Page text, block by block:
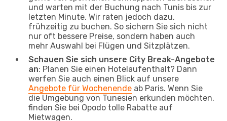
und warten mit der Buchung nach Tunis bis zur
letzten Minute. Wir raten jedoch dazu,
frühzeitig zu buchen. So sichern Sie sich nicht
nur oft bessere Preise, sondern haben auch
mehr Auswahl bei Flügen und Sitzplätzen.
Schauen Sie sich unsere City Break-Angebote
an: Planen Sie einen Hotelaufenthalt? Dann
werfen Sie auch einen Blick auf unsere
Angebote für Wochenende ab Paris. Wenn Sie
die Umgebung von Tunesien erkunden möchten,
finden Sie bei Opodo tolle Rabatte auf
Mietwagen.